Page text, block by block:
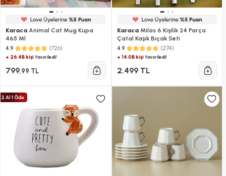
Karaca Animal Cat Mug Kupa
465 Ml
4.9 (726)
+ 26.4B kişi favoriledi!
799,99 TL
KaracaMilas 6 Kişilik 24 Parça
Çatal Kaşık Bıçak Seti
4.9 (274)
+ 14.0B kişifavoriledi!
2.499 TL